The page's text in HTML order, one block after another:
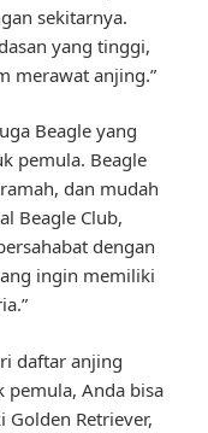
sekitarnya.
yang tinggi,
merawat anjing.”
Beagle yang
pemula. Beagle
dan mudah
Beagle Club,
dengan
ingin memiliki
daftar anjing
pemula, Anda bisa
Retriever,